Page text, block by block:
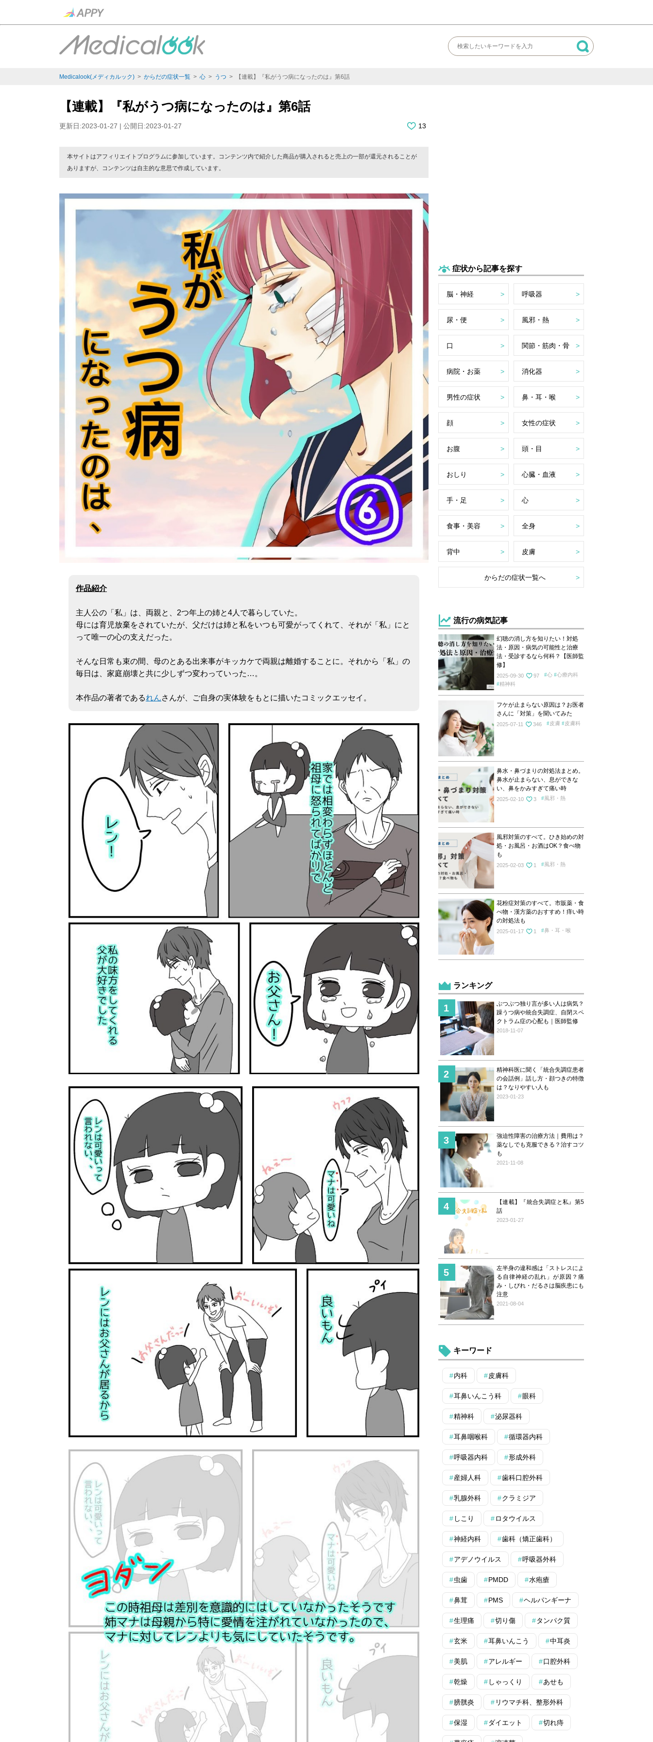
Medicalook(メディカルック) > からだの症状一覧 > 心 > うつ > 【連載】『私がうつ病になったのは』第6話
【連載】『私がうつ病になったのは』第6話
更新日:2023-01-27 | 公開日:2023-01-27 13
本サイトはアフィリエイトプログラムに参加しています。コンテンツ内で紹介した商品が購入されると売上の一部が還元されることが
ありますが、コンテンツは自主的な意思で作成しています。
作品紹介
主人公の「私」は、両親と、2つ年上の姉と4人で暮らしていた。
母には育児放棄をされていたが、父だけは姉と私をいつも可愛がってくれて、それが「私」にと
って唯一の心の支えだった。
そんな日常も束の間、母のとある出来事がキッカケで両親は離婚することに。それから「私」の
毎日は、家庭崩壊と共に少しずつ変わっていった…。
本作品の著者であるれんさんが、ご自身の実体験をもとに描いたコミックエッセイ。
症状から記事を探す
脳・神経 呼吸器
尿・便 風邪・熱
口 関節・筋肉・骨
病院・お薬 消化器
男性の症状 鼻・耳・喉
顔 女性の症状
お腹 頭・目
おしり 心臓・血液
手・足 心
食事・美容 全身
背中 皮膚
からだの症状一覧へ
流行の病気記事
幻聴の消し方を知りたい！対処
法・原因・病気の可能性と治療
法・受診するなら何科？【医師監
修】
2025-09-30 97 心
心療内科
精神科
フケが止まらない原因は？お医者
さんに「対策」を聞いてみた
2025-07-11 346 皮膚 皮膚科
鼻水・鼻づまりの対処法まとめ。
鼻水が止まらない、息ができな
い、鼻をかみすぎて痛い時
2025-02-10 3 風邪・熱
風邪対策のすべて。ひき始めの対
処・お風呂・お酒はOK？食べ物
も
2025-02-03 1 風邪・熱
花粉症対策のすべて。市販薬・食
べ物・漢方薬のおすすめ！痒い時
の対処法も
2025-01-17 1 鼻・耳・喉
ランキング
ぶつぶつ独り言が多い人は病気？
躁うつ病や統合失調症、自閉スペ
クトラム症の心配も｜医師監修
2018-11-07
精神科医に聞く「統合失調症患者
の会話例」話し方・顔つきの特徴
は？なりやすい人も
2023-01-23
強迫性障害の治療方法｜費用は？
薬なしでも克服できる？治すコツ
も
2021-11-08
【連載】『統合失調症と私』第5
話
2023-01-27
左半身の違和感は「ストレスによ
る自律神経の乱れ」が原因？痛
み・しびれ・だるさは脳疾患にも
注意
2021-08-04
キーワード
内科 皮膚科
耳鼻いんこう科 眼科
精神科 泌尿器科
耳鼻咽喉科 循環器内科
呼吸器内科 形成外科
産婦人科 歯科口腔外科
乳腺外科 クラミジア
しこり ロタウイルス
神経内科 歯科（矯正歯科）
アデノウイルス 呼吸器外科
虫歯 PMDD 水疱瘡
鼻茸 PMS ヘルパンギーナ
生理痛 切り傷 タンパク質
玄米 耳鼻いんこう 中耳炎
美肌 アレルギー 口腔外科
乾燥 しゃっくり あせも
膀胱炎 リウマチ科、整形外科
保湿 ダイエット 切れ痔